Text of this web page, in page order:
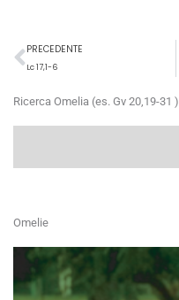
Precedente
PRECEDENTE
Lc 17,1-6
Ricerca Omelia (es. Gv 20,19-31 )
Omelie